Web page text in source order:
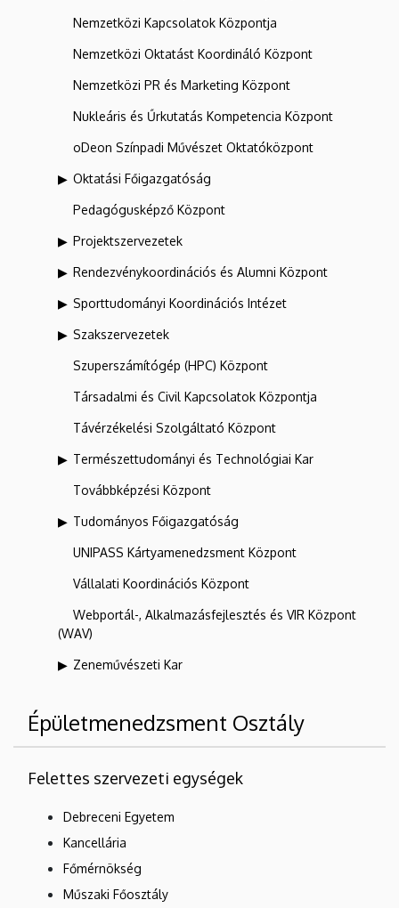
Nemzetközi Kapcsolatok Központja
Nemzetközi Oktatást Koordináló Központ
Nemzetközi PR és Marketing Központ
Nukleáris és Űrkutatás Kompetencia Központ
oDeon Színpadi Művészet Oktatóközpont
Oktatási Főigazgatóság
Pedagógusképző Központ
Projektszervezetek
Rendezvénykoordinációs és Alumni Központ
Sporttudományi Koordinációs Intézet
Szakszervezetek
Szuperszámítógép (HPC) Központ
Társadalmi és Civil Kapcsolatok Központja
Távérzékelési Szolgáltató Központ
Természettudományi és Technológiai Kar
Továbbképzési Központ
Tudományos Főigazgatóság
UNIPASS Kártyamenedzsment Központ
Vállalati Koordinációs Központ
Webportál-, Alkalmazásfejlesztés és VIR Központ
(WAV)
Zeneművészeti Kar
Épületmenedzsment Osztály
Felettes szervezeti egységek
Debreceni Egyetem
Kancellária
Főmérnökség
Műszaki Főosztály